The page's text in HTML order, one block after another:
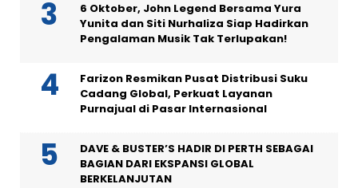
6 Oktober, John Legend Bersama Yura
Yunita dan Siti Nurhaliza Siap Hadirkan
Pengalaman Musik Tak Terlupakan!
Farizon Resmikan Pusat Distribusi Suku
Cadang Global, Perkuat Layanan
Purnajual di Pasar Internasional
DAVE & BUSTER’S HADIR DI PERTH SEBAGAI
BAGIAN DARI EKSPANSI GLOBAL
BERKELANJUTAN